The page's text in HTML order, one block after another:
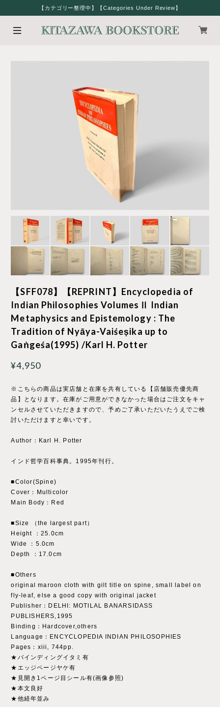
【カテゴリー整理中】【Categories Under Review】
【SFF078】【REPRINT】Encyclopedia of
Indian Philosophies VolumesⅡ Indian
Metaphysics and Epistemology : The
Tradition of Nyāya-Vaiśeṣika up to
Gaṅgeśa(1995) /Karl H. Potter
¥4,950
※こちらの商品は実店舗と在庫を共有している【店舗販売優先商
品】となります。在庫がご用意ができなかった場合はご注文をキャ
ンセルさせていただきますので、予めご了承いただいたうえでご検
討いただけますと幸いです。
Author：Karl H. Potter
インド哲学百科事典。1995年刊行。
■Color(Spine)
Cover：Multicolor
Main Body：Red
■Size （the largest part）
Height ：25.0cm
Wide ：5.0cm
Depth ：17.0cm
■Others
original maroon cloth with gilt title on spine, small label on
fly-leaf, else a good copy with original jacket
Publisher：DELHI: MOTILAL BANARSIDASS
PUBLISHERS,1995
Binding：Hardcover,others
Language：ENCYCLOPEDIA INDIAN PHILOSOPHIES
Pages：xiii, 744pp.
★バインディングイタミ有
★エッジページヤケ有
★見開き1ページ目シール有(画像参照)
★本文良好
★他経年並み